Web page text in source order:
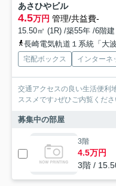
あさひやビル
4.5万円 管理/共益費-
15.50㎡ (1R) /築55年 /6階建
長崎電気軌道１系統「大
宅配ボックス インターネ
交通アクセスの良い生活便利
ススメです♪ぜひご内覧くだ
募集中の部屋
3階
4.5万円
3階 /